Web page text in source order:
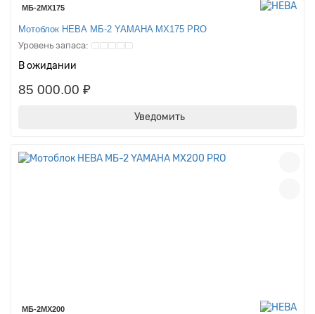
МБ-2MX175
Мотоблок НЕВА МБ-2 YAMAHA MX175 PRO
В ожидании
85 000.00 ₽
Уведомить
МБ-2MX200